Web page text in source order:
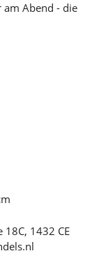
am Abend - die
18C, 1432 CE